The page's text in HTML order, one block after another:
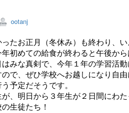
ootanj
たお正月（冬休み）も終わり、
初めての給食が終わると午後か
みな真剣で、今年１年の学習活
で、ぜひ学校へお越しになり自
予定だそうです。
、明日から３年生が２日間にわ
生徒たち！